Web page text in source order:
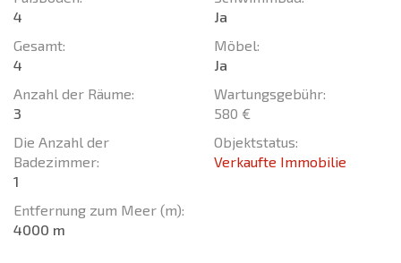
4
Gesamt:
4
Anzahl der Räume:
3
Die Anzahl der
Badezimmer:
1
Entfernung zum Meer (m):
4000 m
Ja
Möbel:
Ja
Wartungsgebühr:
580 €
Objektstatus:
Verkaufte Immobilie